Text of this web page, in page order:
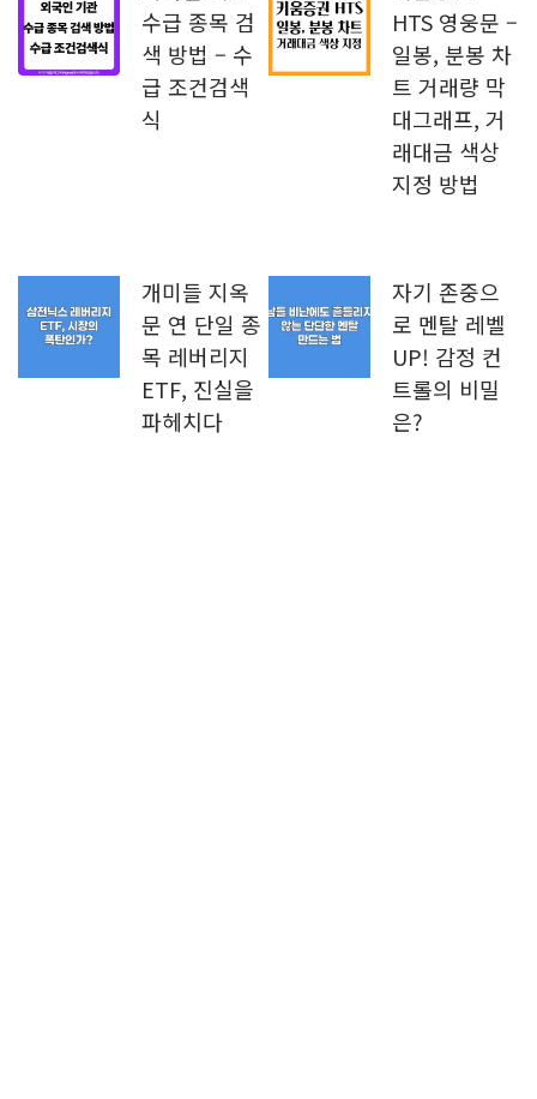
수급 종목 검
색 방법 – 수
급 조건검색
식
HTS 영웅문 –
일봉, 분봉 차
트 거래량 막
대그래프, 거
래대금 색상
지정 방법
개미들 지옥
문 연 단일 종
목 레버리지
ETF, 진실을
파헤치다
자기 존중으
로 멘탈 레벨
UP! 감정 컨
트롤의 비밀
은?